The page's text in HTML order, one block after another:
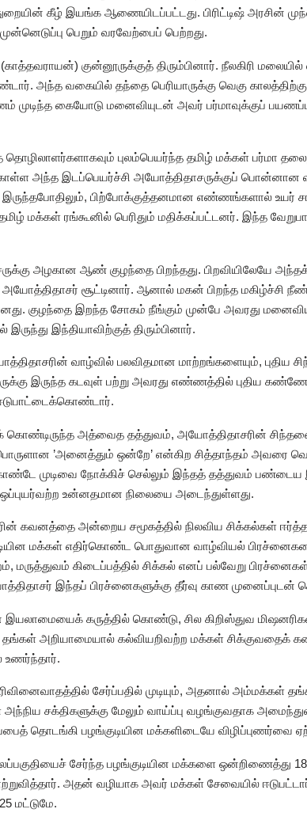
கீழ் இயங்க ஆணையிடப்பட்டது. பிரிட்டிஷ் அரசின்
பெறும் வரவேற்பைப் பெற்றது.
குன்னூருக்குத் திரும்பினார். நீலகிரி
அந்த வகையில் தந்தை பெரியாருக்கு வெகு காலத்திற்கு
கையோடு மனைவியுடன் அவர் பர்மாவுக்குப்
புலம்பெயர்ந்த தமிழ் மக்கள் பர்மா
அந்த இடப்பெயர்ச்சி அயோத்திதாசருக்குப் பொன்னான
இருந்தபோதிலும், பிற்போக்குத்தனமான எண்ணங்களால் உயர்
மக்கள் ரங்கூனில் பெரிதும் மதிக்கப்பட்டனர். இந்த
அழகான ஆண் குழந்தை பிறந்தது. பிறவியிலேயே
சூட்டினார். ஆனால் மகன் பிறந்த மகிழ்ச்சி
குழந்தை இறந்த சோகம் நீங்கும் முன்பே அவரது
இந்தியாவிற்குத் திரும்பினார்.
வாழ்வில் பலவிதமான மாற்றங்களையும், புதிய
இருந்த கடவுள் பற்று அவரது எண்ணத்தில் புதிய
அத்வைத தத்துவம், அயோத்திதாசரின்
’அனைத்தும் ஒன்றே’ என்கிற சித்தாந்தம் அவரை
முடிவை நோக்கிச் செல்லும் இந்தத் தத்துவம் பண்டைய
ஒப்புயர்வற்ற உன்னதமான நிலையை அடைந்துள்ளது.
கவனத்தை அன்றைய சமூகத்தில் நிலவிய சிக்கல்கள்
மக்கள் எதிர்கொண்ட பொதுவான வாழ்வியல்
மருத்துவம் கிடைப்பத்தில் சிக்கல் எனப் பல்வேறு
இந்தப் பிரச்னைகளுக்கு தீர்வு காண முனைப்புடன்
கருத்தில் கொண்டு, சில கிறிஸ்துவ
தங்கள் அறியாமையால் கல்வியறிவற்ற மக்கள்
உணர்ந்தார்.
சேர்ப்பதில் முடியும், அதனால் அம்மக்கள்
அந்நிய சக்திகளுக்கு மேலும் வாய்ப்பு வழங்குவதாக
தொடங்கி பழங்குடியின மக்களிடையே விழிப்புணர்வை
சேர்ந்த பழங்குடியின மக்களை
அதன் வழியாக அவர் மக்கள் சேவையில்
மட்டுமே.